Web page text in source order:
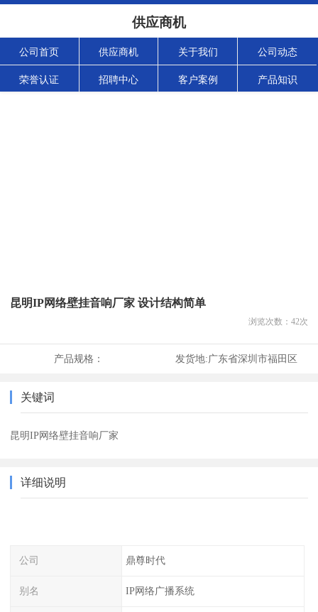
供应商机
公司首页 供应商机 关于我们 公司动态
荣誉认证 招聘中心 客户案例 产品知识
昆明IP网络壁挂音响厂家 设计结构简单
浏览次数： 42次
产品规格： 发货地:广东省深圳市福田区
关键词
昆明IP网络壁挂音响厂家
详细说明
公司 鼎尊时代
别名 IP网络广播系统